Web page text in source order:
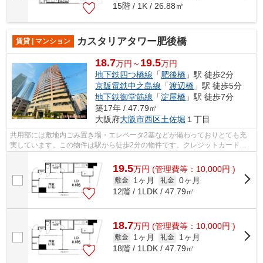
15階 / 1K / 26.88㎡
賃貸 | マンション カスタリアタワー肥後橋
18.7万円～ 19.5万円
地下鉄四つ橋線 「肥後橋 」駅 徒歩2分
京阪電鉄中之島線 「渡辺橋 」駅 徒歩5分
地下鉄御堂筋線 「淀屋橋 」駅 徒歩7分
築17年 / 47.79㎡
大阪府大阪市西区土佐堀 １丁目
共用部には敷地内ごみ置き場・エレベータ2基などが備わっておりとても充
実しています。この物件は駅から徒歩2分の物件です。クレジットカードで
初期費用がお支払いいただけるので、決...
19.5万円 (管理費等：10,000円 )
敷金 1ヶ月 礼金 0ヶ月
12階 / 1LDK / 47.79㎡
18.7万円 (管理費等：10,000円 )
敷金 1ヶ月 礼金
1ヶ月
18階 / 1LDK / 47.79㎡